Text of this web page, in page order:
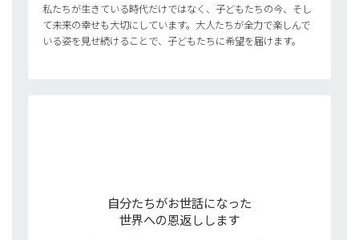
私たちが生きている時代だけではなく、子どもたちの今、そし
て未来の幸せも大切にしています。大人たちが全力で楽しんで
いる姿を見せ続けることで、子どもたちに希望を届けます。
自分たちがお世話になった
世界への恩返しします